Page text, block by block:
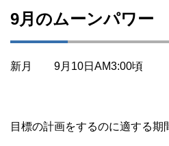
9月のムーンパワー
新月 9月10日AM3:00頃
目標の計画をするのに適する